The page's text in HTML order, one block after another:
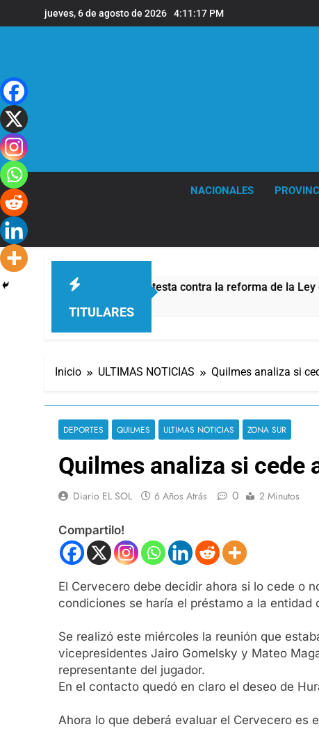
al
jueves, 6 de agosto de 2026 4:11:18 PM
NACIONALES
TITULARES
seguridad por la protesta contra la reforma de la Ley de
Inicio ULTIMAS NOTICIAS Quilmes analiza si
DEPORTES QUILMES ULTIMAS NOTICIAS ZONA SUR
Quilmes analiza si cede
Diario EL SOL 6 Años Atrás 0 2 Minutos
Compartilo!
El Cervecero debe decidir ahora si lo cede o
condiciones se haría el préstamo a la entidad
Se realizó este miércoles la reunión que
vicepresidentes Jairo Gomelsky y Mateo
representante del jugador.
En el contacto quedó en claro el deseo de
Ahora lo que deberá evaluar el Cervecero es